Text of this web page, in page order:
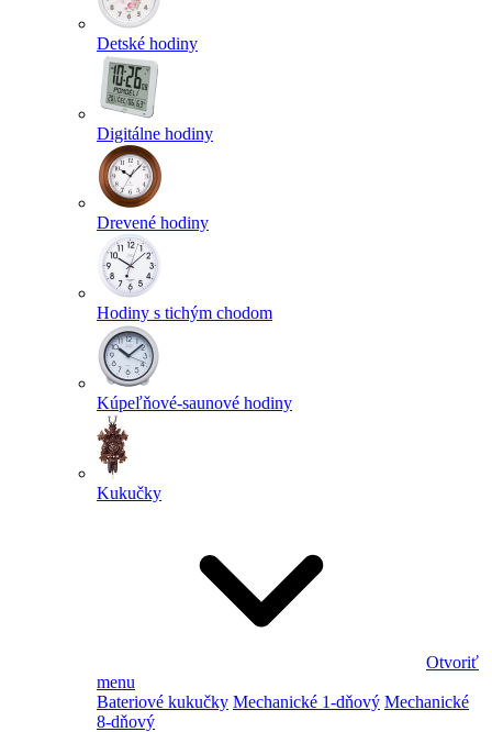
Detské hodiny
Digitálne hodiny
Drevené hodiny
Hodiny s tichým chodom
Kúpeľňové-saunové hodiny
Kukučky
Otvoriť
menu
Bateriové kukučky Mechanické 1-dňový Mechanické
8-dňový